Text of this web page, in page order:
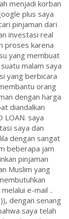
menjadi korban
plus saya
pinjaman dari
investasi real
proses karena
yang membuat
malam saya
yang berbicara
orang
dengan harga
diandalkan
LOAN. saya
saya dan
dengan sangat
beberapa jam
pinjaman
Muslim yang
e-mail ..
dengan senang
saya telah